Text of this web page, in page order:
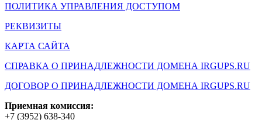
ПОЛИТИКА УПРАВЛЕНИЯ ДОСТУПОМ
РЕКВИЗИТЫ
КАРТА САЙТА
СПРАВКА О ПРИНАДЛЕЖНОСТИ ДОМЕНА IRGUPS.RU
ДОГОВОР О ПРИНАДЛЕЖНОСТИ ДОМЕНА IRGUPS.RU
Приемная комиссия:
+7 (3952) 638-340